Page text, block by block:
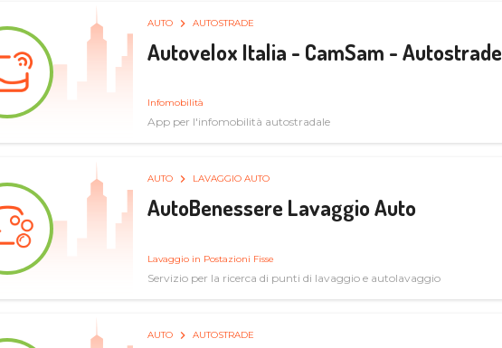
AUTO AUTOSTRADE
Autovelox Italia - CamSam - Autostrade
Infomobilità
App per l'infomobilità autostradale
AUTO LAVAGGIO AUTO
AutoBenessere Lavaggio Auto
Lavaggio in Postazioni Fisse
Servizio per la ricerca di punti di lavaggio e autolavaggio
AUTO AUTOSTRADE